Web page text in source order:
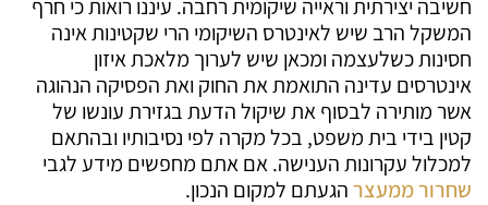
חשיבה יצירתית וראייה שיקומית רחבה. עיננו רואות כי חרף
המשקל הרב שיש לאינטרס השיקומי הרי שקטינות אינה
חסינות כשלעצמה ומכאן שיש לערוך מלאכת איזון
אינטרסים עדינה התואמת את החוק ואת הפסיקה הנהוגה
אשר מותירה לבסוף את שיקול הדעת בגזירת עונשו של
קטין בידי בית משפט, בכל מקרה לפי נסיבותיו ובהתאם
למכלול עקרונות הענישה. אם אתם מחפשים מידע לגבי
שחרור ממעצרהגעתם למקום הנכון.